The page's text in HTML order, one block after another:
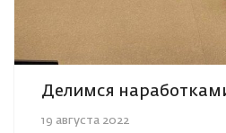
Делимся
19 августа 2022